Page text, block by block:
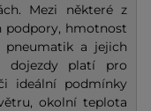
Mezi některé z
podpory, hmotnost
pneumatik a jejich
dojezdy platí pro
ideální podmínky
okolní teplota